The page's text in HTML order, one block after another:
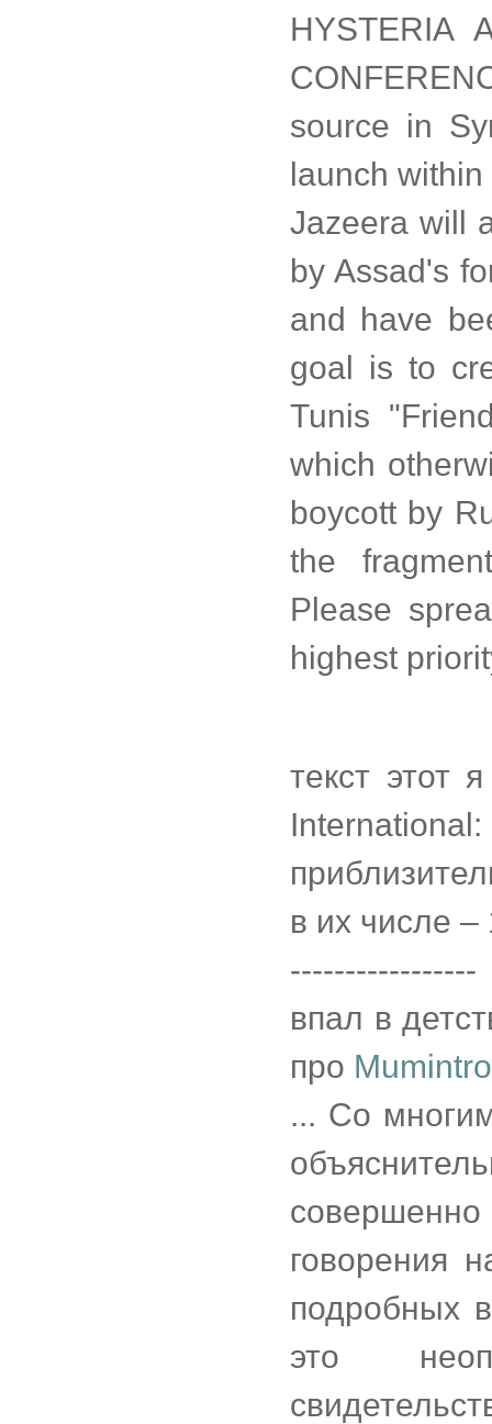
HYSTERIA
source in
launch
Jazeera will
by Assad's
and have
goal is to
Tunis
which
boycott by
the
Please
highest
текст этот
в их числе –
-----------------
впал в
про
... Со
говорения
подробных
это